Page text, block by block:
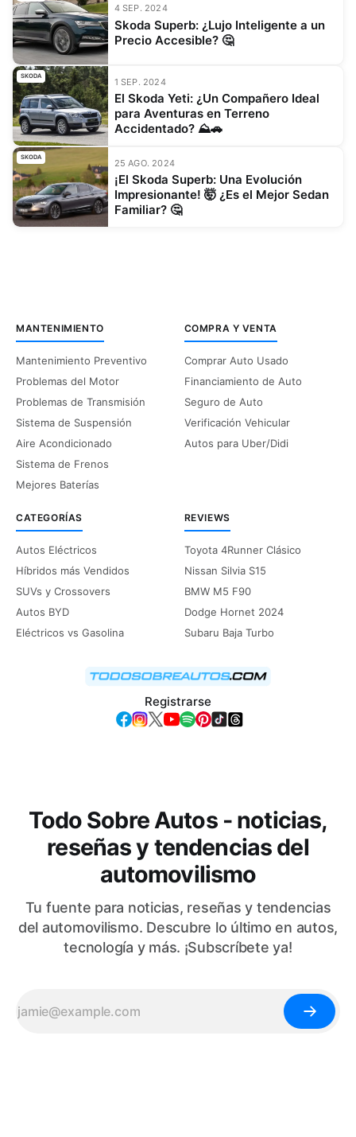
4 SEP. 2024
Skoda Superb: ¿Lujo Inteligente a un
Precio Accesible? 🤔
SKODA
1 SEP. 2024
El Skoda Yeti: ¿Un Compañero Ideal
para Aventuras en Terreno
Accidentado? ⛰️🚗
SKODA
25 AGO. 2024
¡El Skoda Superb: Una Evolución
Impresionante! 🤯 ¿Es el Mejor Sedan
Familiar? 🤔
MANTENIMIENTO
Mantenimiento Preventivo
Problemas del Motor
Problemas de Transmisión
Sistema de Suspensión
Aire Acondicionado
Sistema de Frenos
Mejores Baterías
COMPRA Y VENTA
Comprar Auto Usado
Financiamiento de Auto
Seguro de Auto
Verificación Vehicular
Autos para Uber/Didi
CATEGORÍAS
Autos Eléctricos
Híbridos más Vendidos
SUVs y Crossovers
Autos BYD
Eléctricos vs Gasolina
REVIEWS
Toyota 4Runner Clásico
Nissan Silvia S15
BMW M5 F90
Dodge Hornet 2024
Subaru Baja Turbo
Registrarse
Todo Sobre Autos - noticias,
reseñas y tendencias del
automovilismo
Tu fuente para noticias, reseñas y tendencias
del automovilismo. Descubre lo último en autos,
tecnología y más. ¡Subscríbete ya!